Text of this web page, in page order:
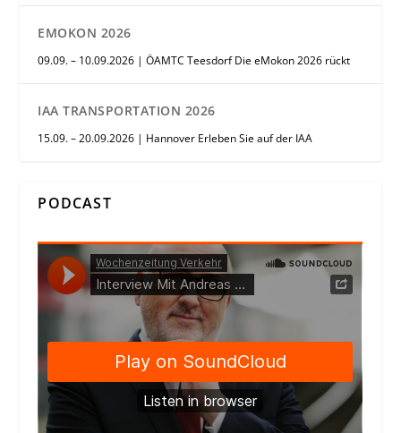
EMOKON 2026
09.09. – 10.09.2026 | ÖAMTC Teesdorf Die eMokon 2026 rückt
IAA TRANSPORTATION 2026
15.09. – 20.09.2026 | Hannover Erleben Sie auf der IAA
PODCAST